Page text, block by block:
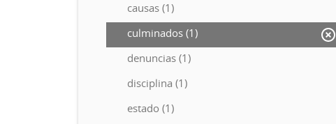
causas (1)
culminados (1)
denuncias (1)
disciplina (1)
estado (1)